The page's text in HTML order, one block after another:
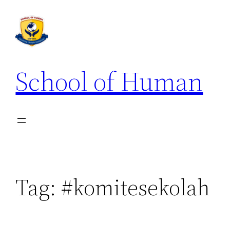
School of Human
Tag: #komitesekolah